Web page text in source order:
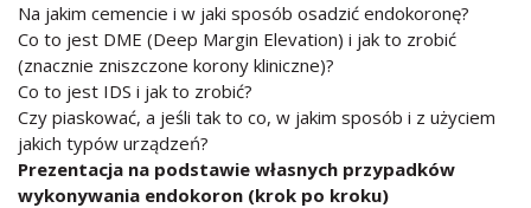
Na jakim cemencie i w jaki sposób osadzić endokoronę?
Co to jest DME (Deep Margin Elevation) i jak to zrobić
(znacznie zniszczone korony kliniczne)?
Co to jest IDS i jak to zrobić?
Czy piaskować, a jeśli tak to co, w jakim sposób i z użyciem
jakich typów urządzeń?
Prezentacja na podstawie własnych przypadków
wykonywania endokoron (krok po kroku)